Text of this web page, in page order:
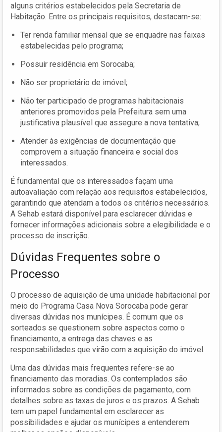
alguns critérios estabelecidos pela Secretaria de
Habitação. Entre os principais requisitos, destacam-se:
Ter renda familiar mensal que se enquadre nas faixas
estabelecidas pelo programa;
Possuir residência em Sorocaba;
Não ser proprietário de imóvel;
Não ter participado de programas habitacionais
anteriores promovidos pela Prefeitura sem uma
justificativa plausível que assegure a nova tentativa;
Atender às exigências de documentação que
comprovem a situação financeira e social dos
interessados.
É fundamental que os interessados façam uma
autoavaliação com relação aos requisitos estabelecidos,
garantindo que atendam a todos os critérios necessários.
A Sehab estará disponível para esclarecer dúvidas e
fornecer informações adicionais sobre a elegibilidade e o
processo de inscrição.
Dúvidas Frequentes sobre o
Processo
O processo de aquisição de uma unidade habitacional por
meio do Programa Casa Nova Sorocaba pode gerar
diversas dúvidas nos munícipes. É comum que os
sorteados se questionem sobre aspectos como o
financiamento, a entrega das chaves e as
responsabilidades que virão com a aquisição do imóvel.
Uma das dúvidas mais frequentes refere-se ao
financiamento das moradias. Os contemplados são
informados sobre as condições de pagamento, com
detalhes sobre as taxas de juros e os prazos. A Sehab
tem um papel fundamental em esclarecer as
possibilidades e ajudar os munícipes a entenderem